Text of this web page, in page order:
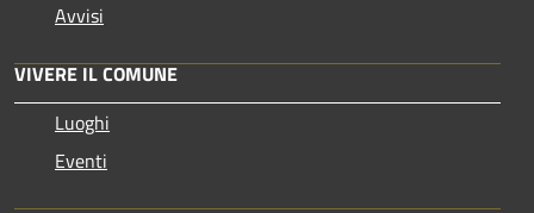
Avvisi
VIVERE IL COMUNE
Luoghi
Eventi